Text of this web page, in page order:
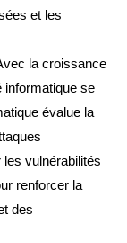
et les
la croissance
informatique se
évalue la
vulnérabilités
renforcer la
des